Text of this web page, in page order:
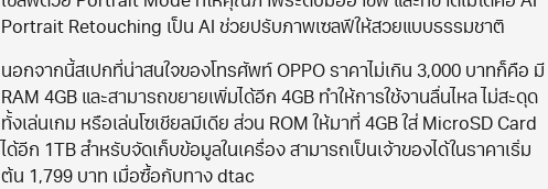
Portrait Retouching เป็น AI ช่วยปรับภาพเซลฟีให้สวยแบบธรรมชาติ
นอกจากนี้สเปกที่น่าสนใจของโทรศัพท์ OPPO ราคาไม่เกิน 3,000 บาทก็คือ มี
RAM 4GB และสามารถขยายเพิ่มได้อีก 4GB ทำให้การใช้งานลื่นไหล ไม่สะดุด
ทั้งเล่นเกม หรือเล่นโซเชียลมีเดีย ส่วน ROM ให้มาที่ 4GB ใส่ MicroSD Card
ได้อีก 1TB สำหรับจัดเก็บข้อมูลในเครื่อง สามารถเป็นเจ้าของได้ในราคาเริ่ม
ต้น 1,799 บาท เมื่อซื้อกับทาง dtac